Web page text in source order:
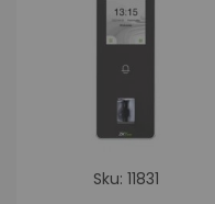
Sku: 11831